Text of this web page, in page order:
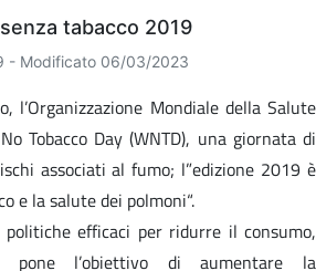
tabacco 2019
- Modificato 06/03/2023
l’Organizzazione Mondiale della Salute
Tobacco Day (WNTD), una giornata di
associati al fumo; l”edizione 2019 è
e la salute dei polmoni“.
efficaci per ridurre il consumo,
pone l’obiettivo di aumentare la